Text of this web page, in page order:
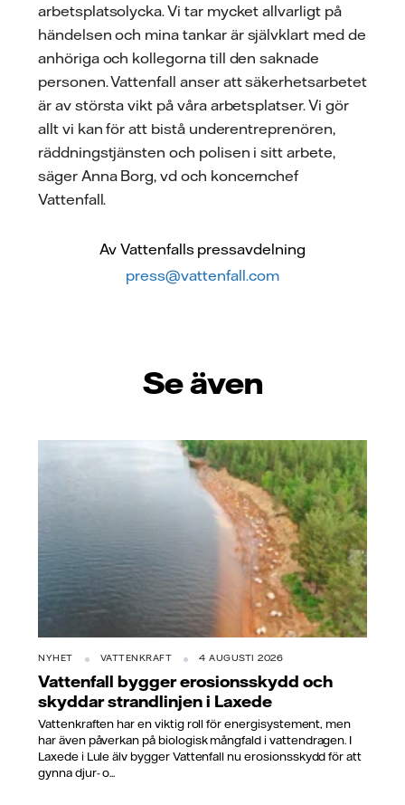
arbetsplatsolycka. Vi tar mycket allvarligt på
händelsen och mina tankar är självklart med de
anhöriga och kollegorna till den saknade
personen. Vattenfall anser att säkerhetsarbetet
är av största vikt på våra arbetsplatser. Vi gör
allt vi kan för att bistå underentreprenören,
räddningstjänsten och polisen i sitt arbete,
säger Anna Borg, vd och koncernchef
Vattenfall.
Av Vattenfalls pressavdelning
press@vattenfall.com
Se även
NYHET VATTENKRAFT 4 AUGUSTI 2026
Vattenfall bygger erosionsskydd och
skyddar strandlinjen i Laxede
Vattenkraften har en viktig roll för energisystement, men
har även påverkan på biologisk mångfald i vattendragen. I
Laxede i Lule älv bygger Vattenfall nu erosionsskydd för att
gynna djur- o...